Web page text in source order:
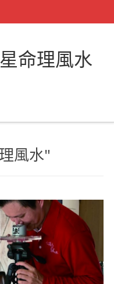
命理風水
風水"